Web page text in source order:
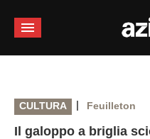
CULTURA | Feuilleton
Il galoppo a briglia